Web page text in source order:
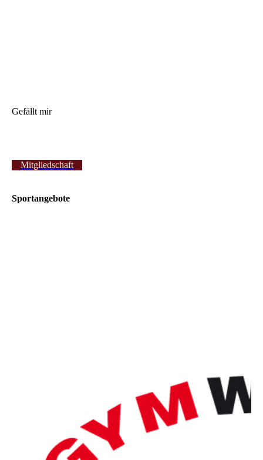
Gefällt mir
Mitgliedschaft
Sportangebote